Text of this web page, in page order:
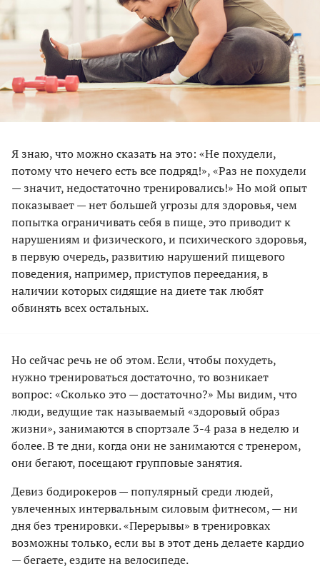
Я знаю, что можно сказать на это: «Не похудели,
потому что нечего есть все подряд!», «Раз не похудели
— значит, недостаточно тренировались!» Но мой опыт
показывает — нет большей угрозы для здоровья, чем
попытка ограничивать себя в пище, это приводит к
нарушениям и физического, и психического здоровья,
в первую очередь, развитию нарушений пищевого
поведения, например, приступов переедания, в
наличии которых сидящие на диете так любят
обвинять всех остальных.
Но сейчас речь не об этом. Если, чтобы похудеть,
нужно тренироваться достаточно, то возникает
вопрос: «Сколько это — достаточно?» Мы видим, что
люди, ведущие так называемый «здоровый образ
жизни», занимаются в спортзале 3-4 раза в неделю и
более. В те дни, когда они не занимаются с тренером,
они бегают, посещают групповые занятия.
Девиз бодирокеров — популярный среди людей,
увлеченных интервальным силовым фитнесом, — ни
дня без тренировки. «Перерывы» в тренировках
возможны только, если вы в этот день делаете кардио
— бегаете, ездите на велосипеде.